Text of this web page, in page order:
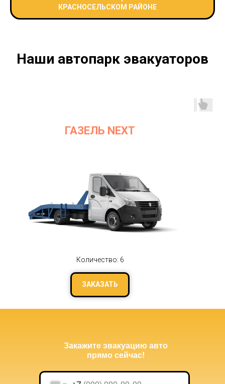
КРАСНОСЕЛЬСКОМ РАЙОНЕ
Наши автопарк эвакуаторов
ГАЗЕЛЬ NEXT
Количество: 6
ЗАКАЗАТЬ
Закажите эвакуацию авто
прямо сейчас!